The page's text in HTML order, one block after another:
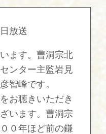
放送
ます。曹洞宗北
ンター主監岩見
智峰です。
お聴きいただき
います。曹洞宗
０年ほど前の鎌